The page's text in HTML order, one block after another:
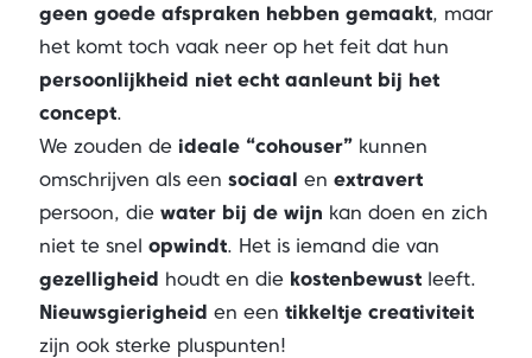
geen goede afspraken hebben gemaakt, maar
het komt toch vaak neer op het feit dat hun
persoonlijkheid niet echt aanleunt bij het
concept.
We zouden de ideale “cohouser”kunnen
omschrijven als een sociaal en extravert
persoon, die water bij de wijn kan doen en zich
niet te snel opwindt. Het is iemand die van
gezelligheid houdt en die kostenbewustleeft.
Nieuwsgierigheid en een tikkeltje creativiteit
zijn ook sterke pluspunten!